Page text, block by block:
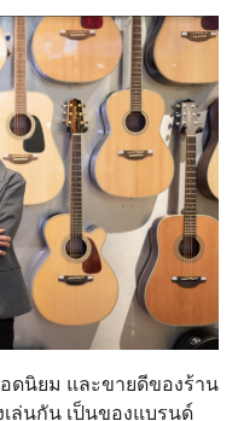
ดนิยม และขายดีของร้าน
ล่นกัน เป็นของแบรนด์